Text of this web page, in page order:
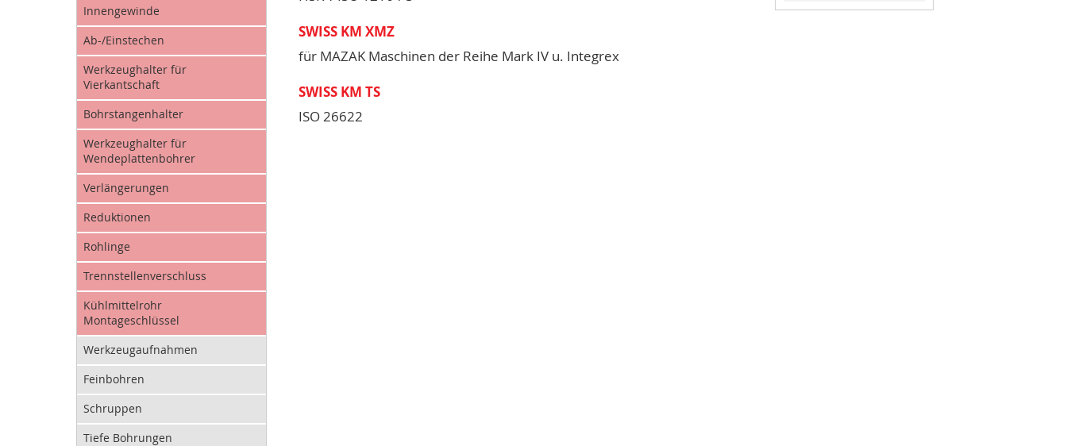
Innengewinde
Ab-/Einstechen
Werkzeughalter für
Vierkantschaft
Bohrstangenhalter
Werkzeughalter für
Wendeplattenbohrer
Verlängerungen
Reduktionen
Rohlinge
Trennstellenverschluss
Kühlmittelrohr
Montageschlüssel
Werkzeugaufnahmen
Feinbohren
Schruppen
Tiefe Bohrungen
SWISS KM XMZ
für MAZAK Maschinen der Reihe Mark IV u. Integrex
SWISS KM TS
ISO 26622